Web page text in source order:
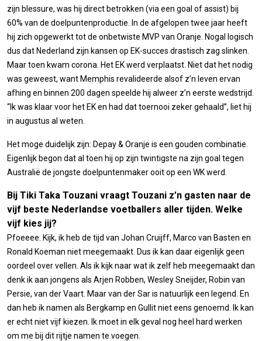
zijn blessure, was hij direct betrokken (via een goal of assist) bij
60% van de doelpuntenproductie. In de afgelopen twee jaar heeft
hij zich opgewerkt tot de onbetwiste MVP van Oranje. Nogal logisch
dus dat Nederland zijn kansen op EK-succes drastisch zag slinken.
Maar toen kwam corona. Het EK werd verplaatst. Niet dat het nodig
was geweest, want Memphis revalideerde alsof z’n leven ervan
afhing en binnen 200 dagen speelde hij alweer z’n eerste wedstrijd.
“Ik was klaar voor het EK en had dat toernooi zeker gehaald”, liet hij
in augustus al weten.
Het moge duidelijk zijn: Depay & Oranje is een gouden combinatie.
Eigenlijk begon dat al toen hij op zijn twintigste na zijn goal tegen
Australië de jongste doelpuntenmaker ooit op een WK werd.
Bij Tiki Taka Touzani vraagt Touzani z’n gasten naar de
vijf beste Nederlandse voetballers aller tijden. Welke
vijf kies jij?
Pfoeeee. Kijk, ik heb de tijd van Johan Cruijff, Marco van Basten en
Ronald Koeman niet meegemaakt. Dus ik kan daar eigenlijk geen
oordeel over vellen. Als ik kijk naar wat ik zelf heb meegemaakt dan
denk ik aan jongens als Arjen Robben, Wesley Sneijder, Robin van
Persie, van der Vaart. Maar van der Sar is natuurlijk een legend. En
dan heb ik namen als Bergkamp en Gullit niet eens genoemd. Ik kan
er echt niet vijf kiezen. Ik moet in elk geval nog heel hard werken
om me bij dit rijtje namen te voegen.